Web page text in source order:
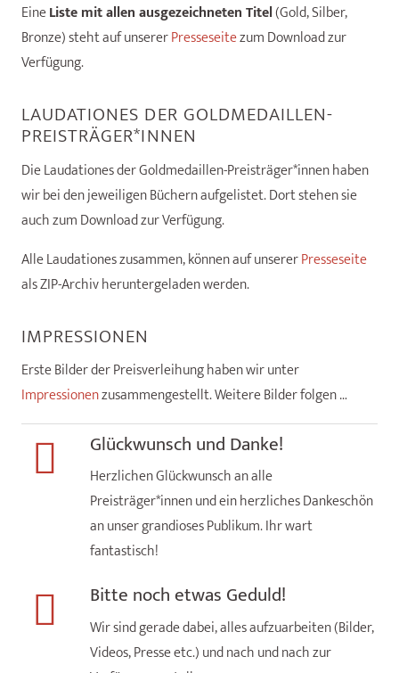
EineListe mit allen ausgezeichneten Titel(Gold, Silber,
Bronze) steht auf unsererPresseseitezum Download zur
Verfügung.
LAUDATIONES DER GOLDMEDAILLEN-
PREISTRÄGER*INNEN
Die Laudationes der Goldmedaillen-Preisträger*innen haben
wir bei den jeweiligen Büchern aufgelistet. Dort stehen sie
auch zum Download zur Verfügung.
Alle Laudationes zusammen, können auf unsererPresseseite
als ZIP-Archiv heruntergeladen werden.
IMPRESSIONEN
Erste Bilder der Preisverleihung haben wir unter
Impressionenzusammengestellt. Weitere Bilder folgen …
Glückwunsch und Danke!
Herzlichen Glückwunsch an alle
Preisträger*innen und ein herzliches Dankeschön
an unser grandioses Publikum. Ihr wart
fantastisch!
Bitte noch etwas Geduld!
Wir sind gerade dabei, alles aufzuarbeiten (Bilder,
Videos, Presse etc.) und nach und nach zur